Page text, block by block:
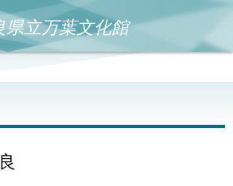
県立万葉文化館